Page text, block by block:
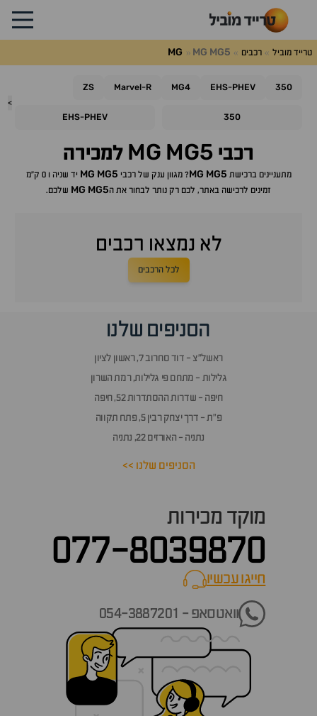
טרייד מוביל רכבים MG MG MG5
>
350
EHS-PHEV
MG4
Marvel-R
ZS
350
EHS-PHEV
רכבי MG MG5 למכירה
מתעניינים ברכישת MG MG5 ? מגוון ענק של רכבי MG MG5
יד שניה ו 0 ק"מ
זמינים לרכישה באתר, לכם רק נותר לבחור את ה
MG MG5 שלכם.
לא נמצאו רכבים
לכל הרכבים
הסניפים שלנו
ראשל״צ - דוד סחרוב 7, ראשון לציון
גלילות - מתחם פי גלילות, רמת השרון
חיפה - שדרות ההסתדרות 52, חיפה
פ״ת - דרך יצחק רבין 5, פתח תקווה
נתניה - האורזים 22, נתניה
הסניפים שלנו >>
מוקד מכירות
077-8039870
חייגו עכשיוcall now
וואטסאפ - 054-3887201